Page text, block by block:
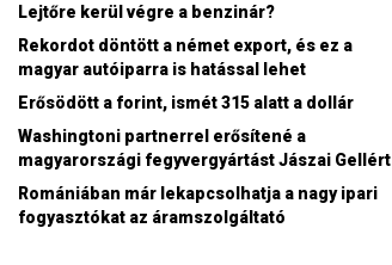
Lejtőre kerül végre a benzinár?
Rekordot döntött a német export, és ez a
magyar autóiparra is hatással lehet
Erősödött a forint, ismét 315 alatt a dollár
Washingtoni partnerrel erősítené a
magyarországi fegyvergyártást Jászai Gellért
Romániában már lekapcsolhatja a nagy ipari
fogyasztókat az áramszolgáltató